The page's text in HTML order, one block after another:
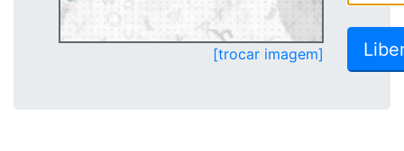
[trocar imagem]